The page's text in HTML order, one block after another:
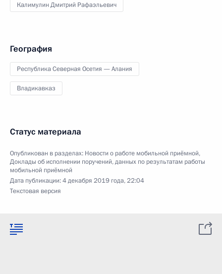
Калимулин Дмитрий Рафаэльевич
География
Республика Северная Осетия — Алания
Владикавказ
Статус материала
Опубликован в разделах: Новости о работе мобильной приёмной,
Доклады об исполнении поручений, данных по результатам работы
мобильной приёмной
Дата публикации:4 декабря 2019 года, 22:04
Текстовая версия